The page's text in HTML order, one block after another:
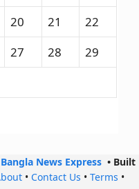
20 21
22
27 28
29
Bangla News Express• Built
• Contact Us • Terms •